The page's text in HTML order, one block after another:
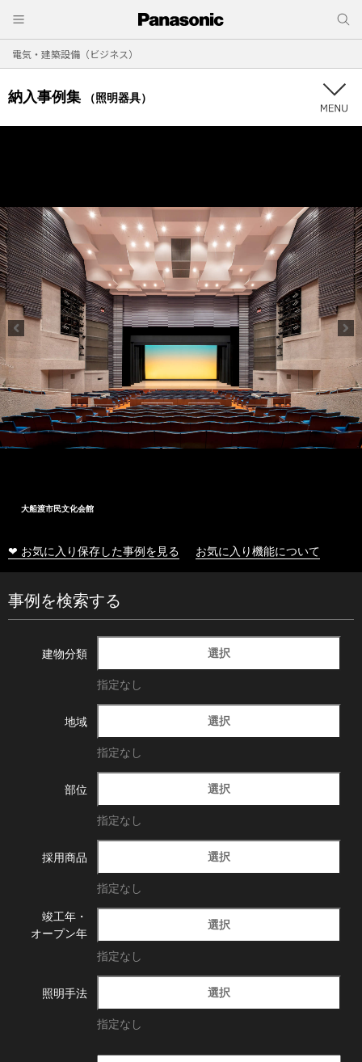
電気・建築設備（ビジネス）
納入事例集 （照明器具）
大船渡市民文化会館
❤ お気に入り保存した事例を見る お気に入り機能について
事例を検索する
建物分類 選択
指定なし
地域 選択
指定なし
部位 選択
指定なし
採用商品 選択
指定なし
竣工年・
オープン年
選択
指定なし
照明手法 選択
指定なし